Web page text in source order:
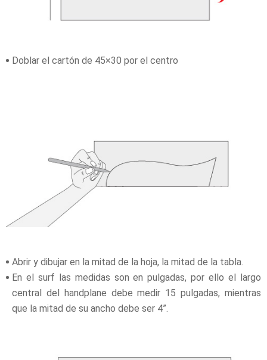
Doblar el cartón de 45×30 por el centro
Abrir y dibujar en la mitad de la hoja, la mitad de la tabla.
En el surf las medidas son en pulgadas, por ello el largo
central del handplane debe medir 15 pulgadas, mientras
que la mitad de su ancho debe ser 4”.